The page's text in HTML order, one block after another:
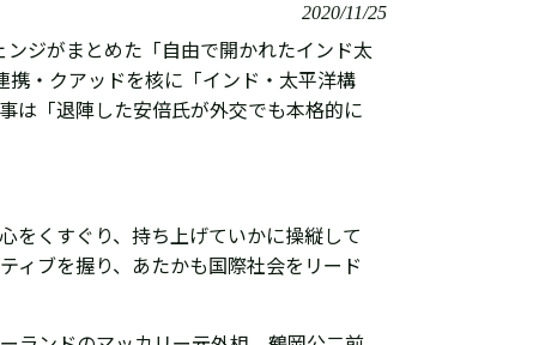
2020/11/25
ジがまとめた「自由で開かれたインド太
携・クアッドを核に「インド・太平洋構
は「退陣した安倍氏が外交でも本格的に
をくすぐり、持ち上げて いかに操縦して
ィブを握り、あたかも国際社会をリード